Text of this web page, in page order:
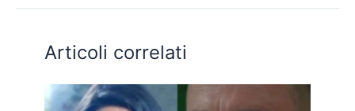
Articoli correlati